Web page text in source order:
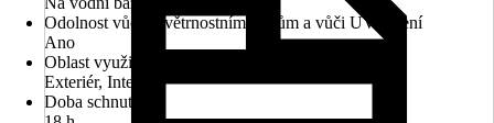
Odolnost vůči povětrnostním vlivům a vůči UV záření
Ano
Oblast využití
Exteriér, Interiér
Doba schnutí cca